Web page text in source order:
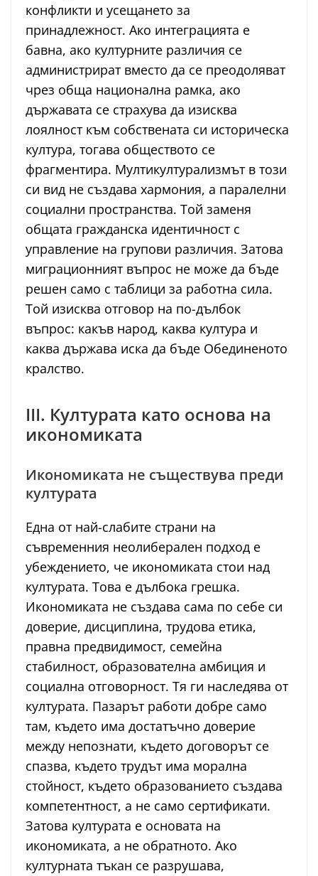
конфликти и усещането за
принадлежност. Ако интеграцията е
бавна, ако културните различия се
администрират вместо да се преодоляват
чрез обща национална рамка, ако
държавата се страхува да изисква
лоялност към собствената си историческа
култура, тогава обществото се
фрагментира. Мултикултурализмът в този
си вид не създава хармония, а паралелни
социални пространства. Той заменя
общата гражданска идентичност с
управление на групови различия. Затова
миграционният въпрос не може да бъде
решен само с таблици за работна сила.
Той изисква отговор на по-дълбок
въпрос: какъв народ, каква култура и
каква държава иска да бъде Обединеното
кралство.
III. Културата като основа на
икономиката
Икономиката не съществува преди
културата
Една от най-слабите страни на
съвременния неолиберален подход е
убеждението, че икономиката стои над
културата. Това е дълбока грешка.
Икономиката не създава сама по себе си
доверие, дисциплина, трудова етика,
правна предвидимост, семейна
стабилност, образователна амбиция и
социална отговорност. Тя ги наследява от
културата. Пазарът работи добре само
там, където има достатъчно доверие
между непознати, където договорът се
спазва, където трудът има морална
стойност, където образованието създава
компетентност, а не само сертификати.
Затова културата е основата на
икономиката, а не обратното. Ако
културната тъкан се разрушава,